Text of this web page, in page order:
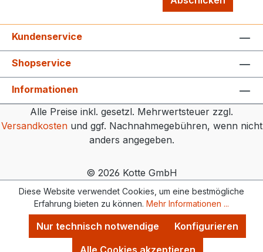
Kundenservice
Shopservice
Informationen
Alle Preise inkl. gesetzl. Mehrwertsteuer zzgl.
Versandkostenund ggf. Nachnahmegebühren, wenn nicht
anders angegeben.
© 2026 Kotte GmbH
Diese Website verwendet Cookies, um eine bestmögliche
Erfahrung bieten zu können. Mehr Informationen ...
Nur technisch notwendige
Konfigurieren
Alle Cookies akzeptieren